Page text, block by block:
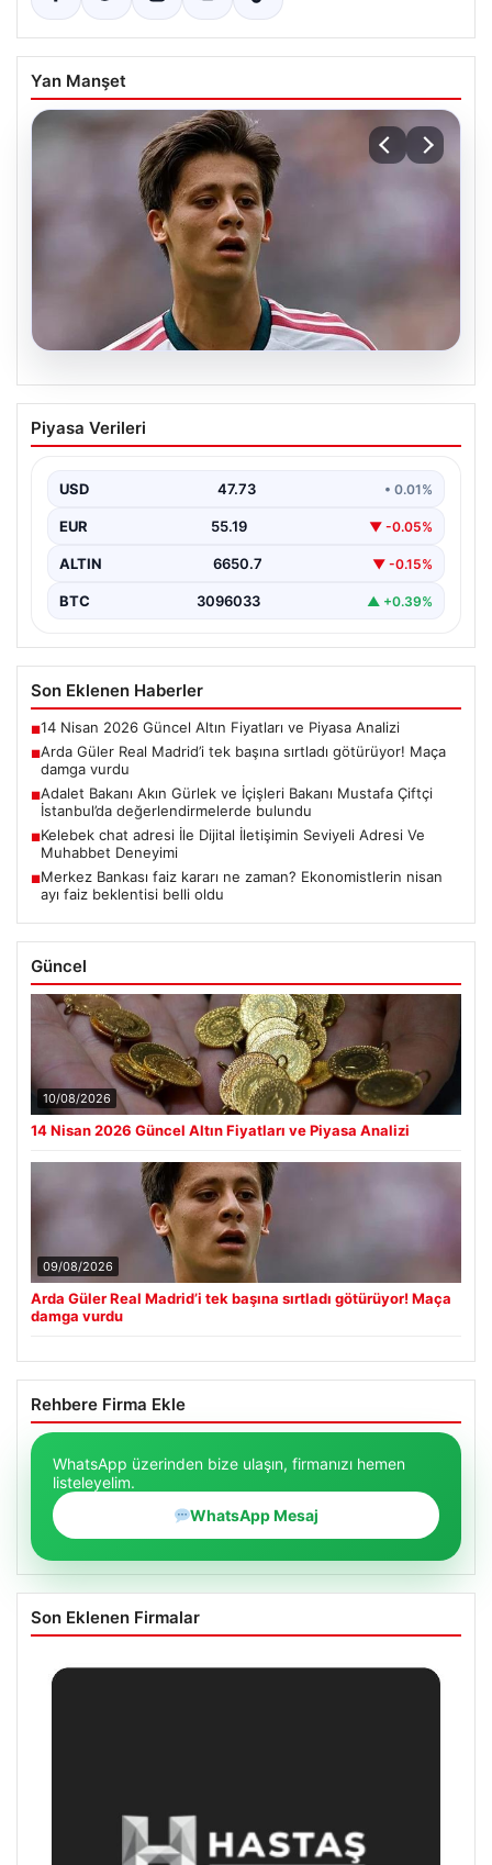
Yan Manşet
09.08.2026
Arda Güler Real Madrid’i tek başına
sırtladı götürüyor! Maça damga vurdu
Piyasa Verileri
USD 47.73 • 0.01%
EUR 55.19 ▼ -0.05%
ALTIN 6650.7 ▼ -0.15%
BTC 3096033 ▲ +0.39%
Son Eklenen Haberler
■14 Nisan 2026 Güncel Altın Fiyatları ve Piyasa Analizi
■Arda Güler Real Madrid’i tek başına sırtladı götürüyor! Maça
damga vurdu
■Adalet Bakanı Akın Gürlek ve İçişleri Bakanı Mustafa Çiftçi
İstanbul’da değerlendirmelerde bulundu
■Kelebek chat adresi İle Dijital İletişimin Seviyeli Adresi Ve
Muhabbet Deneyimi
■Merkez Bankası faiz kararı ne zaman? Ekonomistlerin nisan
ayı faiz beklentisi belli oldu
Güncel
10/08/2026
14 Nisan 2026 Güncel Altın Fiyatları ve Piyasa Analizi
09/08/2026
Arda Güler Real Madrid’i tek başına sırtladı götürüyor! Maça
damga vurdu
Rehbere Firma Ekle
WhatsApp üzerinden bize ulaşın, firmanızı hemen
listeleyelim.
WhatsApp Mesaj
Son Eklenen Firmalar